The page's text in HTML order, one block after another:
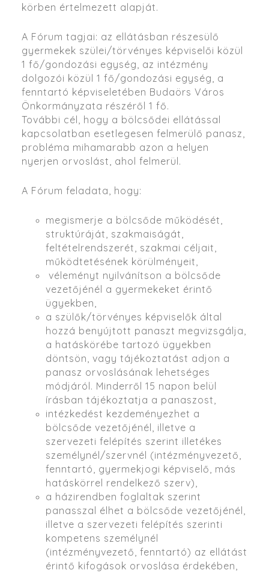
körben értelmezett alapját.
A Fórum tagjai: az ellátásban részesülő
gyermekek szülei/törvényes képviselői közül
1 fő/gondozási egység, az intézmény
dolgozói közül 1 fő/gondozási egység, a
fenntartó képviseletében Budaörs Város
Önkormányzata részéről 1 fő.
További cél, hogy a bölcsődei ellátással
kapcsolatban esetlegesen felmerülő panasz,
probléma mihamarabb azon a helyen
nyerjen orvoslást, ahol felmerül.
A Fórum feladata, hogy:
megismerje a bölcsőde működését,
struktúráját, szakmaiságát,
feltételrendszerét, szakmai céljait,
működtetésének körülményeit,
véleményt nyilvánítson a bölcsőde
vezetőjénél a gyermekeket érintő
ügyekben,
a szülők/törvényes képviselők által
hozzá benyújtott panaszt megvizsgálja,
a hatáskörébe tartozó ügyekben
döntsön, vagy tájékoztatást adjon a
panasz orvoslásának lehetséges
módjáról. Minderről 15 napon belül
írásban tájékoztatja a panaszost,
intézkedést kezdeményezhet a
bölcsőde vezetőjénél, illetve a
szervezeti felépítés szerint illetékes
személynél/szervnél (intézményvezető,
fenntartó, gyermekjogi képviselő, más
hatáskörrel rendelkező szerv),
a házirendben foglaltak szerint
panasszal élhet a bölcsőde vezetőjénél,
illetve a szervezeti felépítés szerinti
kompetens személynél
(intézményvezető, fenntartó) az ellátást
érintő kifogások orvoslása érdekében,